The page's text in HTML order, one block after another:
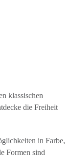
klassischen
die Freiheit
in Farbe,
Formen sind